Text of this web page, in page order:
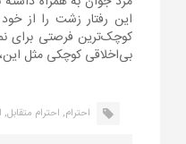
این رفتار زشت را از
بی‌اخلاقی کوچکی مثل
احترام, احترام متقابل,